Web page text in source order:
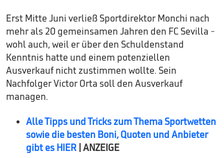
Erst Mitte Juni verließ Sportdirektor Monchi nach
mehr als 20 gemeinsamen Jahren den FC Sevilla -
wohl auch, weil er über den Schuldenstand
Kenntnis hatte und einem potenziellen
Ausverkauf nicht zustimmen wollte. Sein
Nachfolger Victor Orta soll den Ausverkauf
managen.
Alle Tipps und Tricks zum Thema Sportwetten
sowie die besten Boni, Quoten und Anbieter
gibt es HIER | ANZEIGE